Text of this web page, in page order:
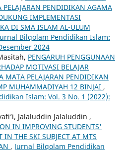
PELAJARAN PENDIDIKAN AGAMA
IMPLEMENTASI
DI SMA ISLAM AL-ULUM
Bilqolam Pendidikan Islam:
2024
PENGARUH PENGGUNAAN
MOTIVASI BELAJAR
MATA PELAJARAN PENDIDIKAN
MUHAMMADIYAH 12 BINJAI ,
Islam: Vol. 3 No. 1 (2022):
Jalaluddin Jalaluddin ,
IN IMPROVING STUDENTS'
IN THE SKI SUBJECT AT MTS
, Jurnal Bilqolam Pendidikan